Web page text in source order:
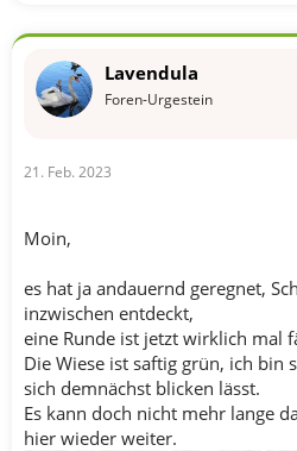
k
o
:
Lavendula
Foren-Urgestein
21. Feb. 2023
Moin,
es hat ja andauernd geregnet,
inzwischen entdeckt,
eine Runde ist jetzt wirklich mal
Die Wiese ist saftig grün, ich bin
sich demnächst blicken lässt.
Es kann doch nicht mehr lange
hier wieder weiter.